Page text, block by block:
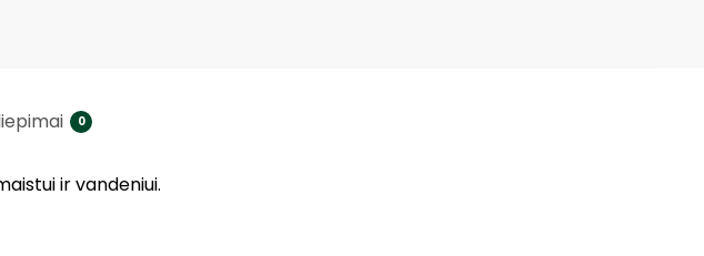
0
ir vandeniui.